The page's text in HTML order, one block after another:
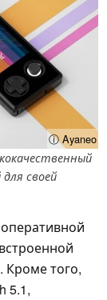
ⓘ Ayaneo
своей
того,
5.1,